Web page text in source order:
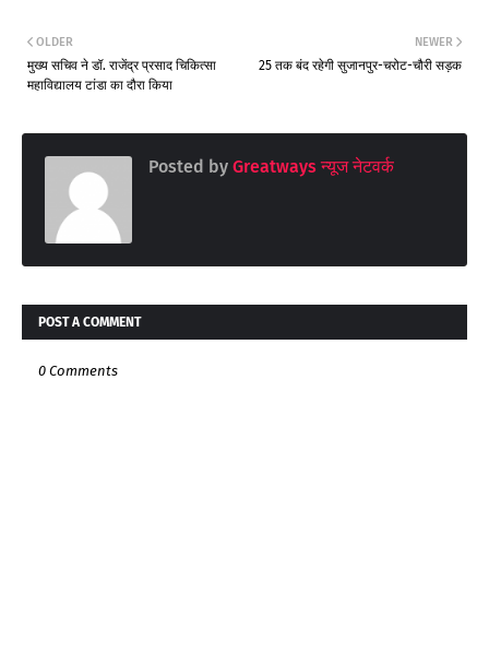
NEWER
25 तक बंद रहेगी सुजानपुर-चरोट-चौरी सड़क
OLDER
मुख्य सचिव ने डॉ. राजेंद्र प्रसाद चिकित्सा
महाविद्यालय टांडा का दौरा किया
Posted by Greatways न्यूज नेटवर्क
POST A COMMENT
0 Comments